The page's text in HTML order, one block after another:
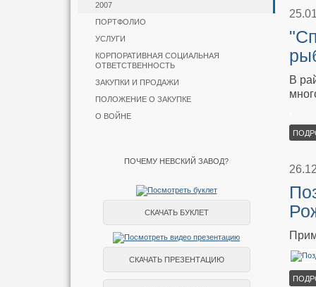
2007
ПОРТФОЛИО
УСЛУГИ
КОРПОРАТИВНАЯ СОЦИАЛЬНАЯ
ОТВЕТСТВЕННОСТЬ
ЗАКУПКИ И ПРОДАЖИ
ПОЛОЖЕНИЕ О ЗАКУПКЕ
О ВОЙНЕ
ПОЧЕМУ НЕВСКИЙ ЗАВОД?
СКАЧАТЬ БУКЛЕТ
СКАЧАТЬ ПРЕЗЕНТАЦИЮ
В